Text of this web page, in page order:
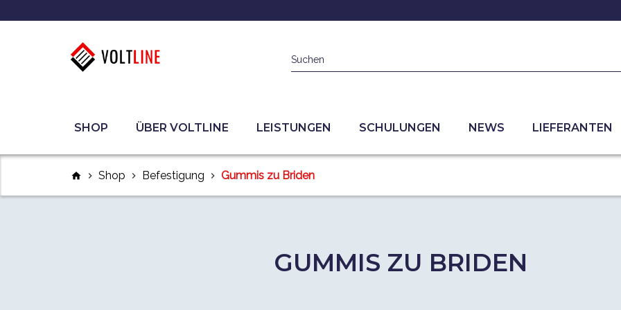
Suchen
SHOP ÜBER VOLTLINE LEISTUNGEN SCHULUNGEN NEWS LIEFERANTEN
home chevron_right Shop chevron_right Befestigung chevron_right Gummis zu Briden
GUMMIS ZU BRIDEN